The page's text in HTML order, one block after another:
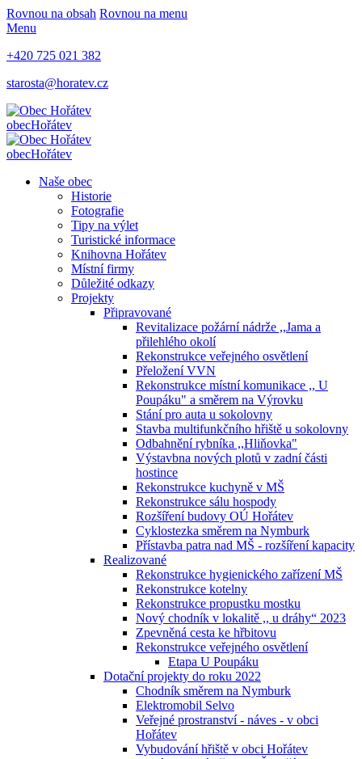
Rovnou na obsah Rovnou na menu
Menu
+420 725 021 382
starosta@horatev.cz
obecHořátev
obecHořátev
Naše obec
Historie
Fotografie
Tipy na výlet
Turistické informace
Knihovna Hořátev
Místní firmy
Důležité odkazy
Projekty
Připravované
Revitalizace požární nádrže ,,Jama a
přilehlého okolí
Rekonstrukce veřejného osvětlení
Přeložení VVN
Rekonstrukce místní komunikace ,, U
Poupáku" a směrem na Výrovku
Stání pro auta u sokolovny
Stavba multifunkčního hřiště u sokolovny
Odbahnění rybníka ,,Hliňovka"
Výstavbna nových plotů v zadní části
hostince
Rekonstrukce kuchyně v MŠ
Rekonstrukce sálu hospody
Rozšíření budovy OÚ Hořátev
Cyklostezka směrem na Nymburk
Přístavba patra nad MŠ - rozšíření kapacity
Realizované
Rekonstrukce hygienického zařízení MŠ
Rekonstrukce kotelny
Rekonstrukce propustku mostku
Nový chodník v lokalitě ,, u dráhy“ 2023
Zpevněná cesta ke hřbitovu
Rekonstrukce veřejného osvětlení
Etapa U Poupáku
Dotační projekty do roku 2022
Chodník směrem na Nymburk
Elektromobil Selvo
Veřejné prostranství - náves - v obci
Hořátev
Vybudování hřiště v obci Hořátev